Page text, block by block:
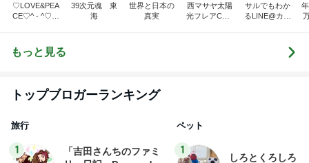
♡LOVE&PEA
CE♡^ - ^♡の
39次元魂 東
海
世界と日本の
真実
西マサヤ太陽
光フレアCME
サルでもわか
るLINE@カフ
発者のつぶや
もっと見る
トップブロガーランキング
旅行
1
「吉田さんちのファミ
ペット
1
しろとくろしろ